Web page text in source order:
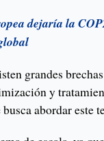
dejaría la
grandes
y
abordar este